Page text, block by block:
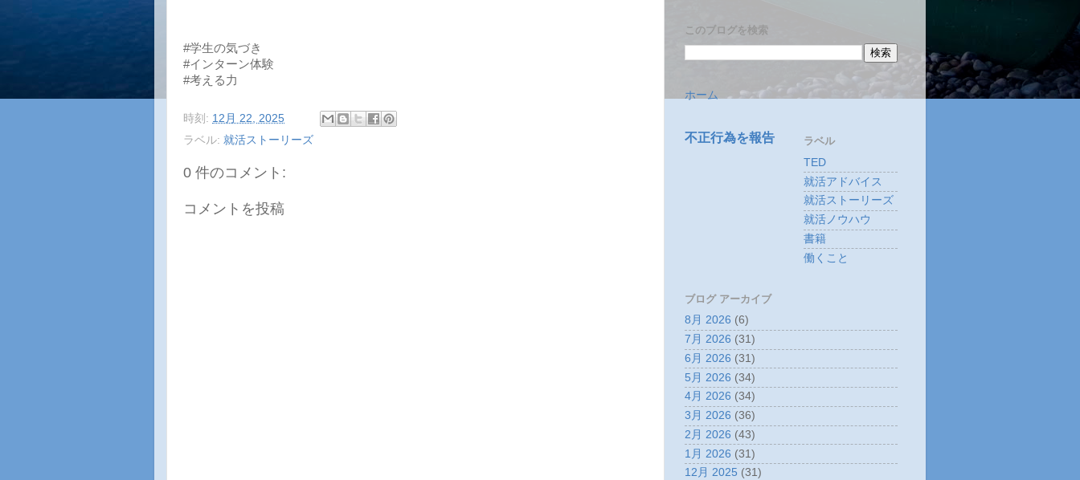
#学生の気づき
#インターン体験
#考える力
時刻: 12月 22, 2025
ラベル: 就活ストーリーズ
0 件のコメント:
コメントを投稿
このブログを検索
ホーム
不正行為を報告
ラベル
TED
就活アドバイス
就活ストーリーズ
就活ノウハウ
書籍
働くこと
ブログ アーカイブ
8月 2026 (6)
7月 2026 (31)
6月 2026 (31)
5月 2026 (34)
4月 2026 (34)
3月 2026 (36)
2月 2026 (43)
1月 2026 (31)
12月 2025 (31)